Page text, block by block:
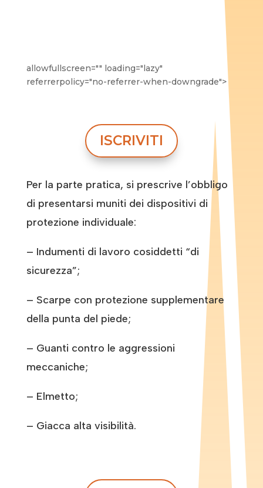
allowfullscreen="" loading="lazy"
referrerpolicy="no-referrer-when-downgrade">
ISCRIVITI
Per la parte pratica, si prescrive l’obbligo
di presentarsi muniti dei dispositivi di
protezione individuale:
– Indumenti di lavoro cosiddetti “di
sicurezza”;
– Scarpe con protezione supplementare
della punta del piede;
– Guanti contro le aggressioni
meccaniche;
– Elmetto;
– Giacca alta visibilità.